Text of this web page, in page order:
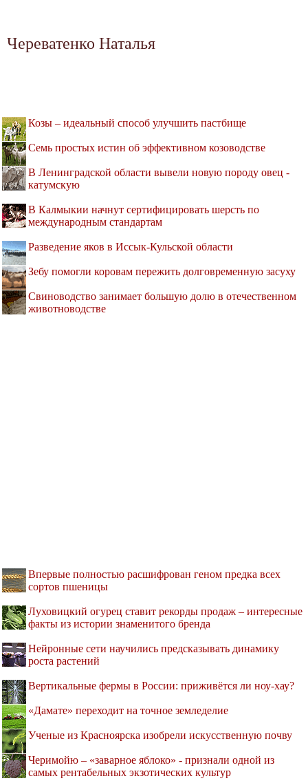
Череватенко Наталья
Козы – идеальный способ улучшить пастбище
Семь простых истин об эффективном козоводстве
В Ленинградской области вывели новую породу овец -
катумскую
В Калмыкии начнут сертифицировать шерсть по
международным стандартам
Разведение яков в Иссык-Кульской области
Зебу помогли коровам пережить долговременную засуху
Свиноводство занимает большую долю в отечественном
животноводстве
Впервые полностью расшифрован геном предка всех
сортов пшеницы
Луховицкий огурец ставит рекорды продаж – интересные
факты из истории знаменитого бренда
Нейронные сети научились предсказывать динамику
роста растений
Вертикальные фермы в России: приживётся ли ноу-хау?
«Дамате» переходит на точное земледелие
Ученые из Красноярска изобрели искусственную почву
Черимойю – «заварное яблоко» - признали одной из
самых рентабельных экзотических культур